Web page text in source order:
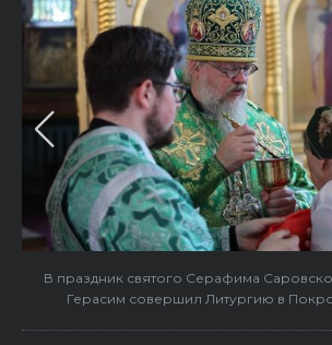
В праздник святого Серафима
Герасим совершил Литургию в